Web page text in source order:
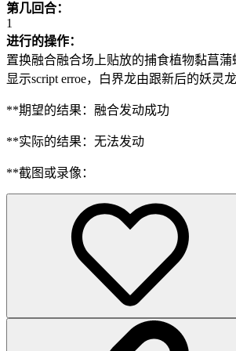
第几回合：
1
进行的操作：
置换融合融合场上贴放的捕食植物黏菖
显示script erroe，白界龙由跟新后的妖灵
**期望的结果：融合发动成功
**实际的结果：无法发动
**截图或录像：